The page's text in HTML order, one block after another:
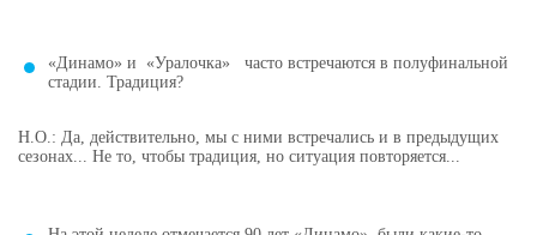
«Динамо» и «Уралочка» часто встречаются в полуфинальной
стадии. Традиция?
Н.О.: Да, действительно, мы с ними встречались и в предыдущих
сезонах... Не то, чтобы традиция, но ситуация повторяется...